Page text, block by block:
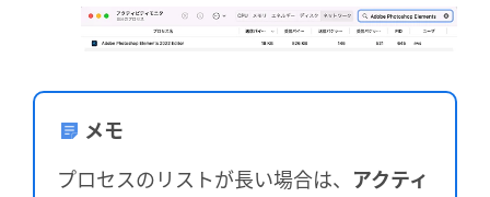
メモ
プロセスのリストが長い場合は、 アクティ